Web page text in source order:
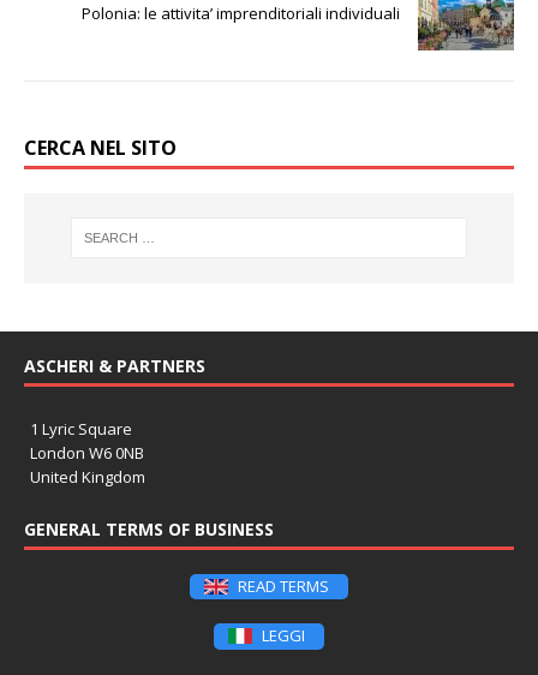
Polonia: le attivita’ imprenditoriali individuali
CERCA NEL SITO
ASCHERI & PARTNERS
1 Lyric Square
London W6 0NB
United Kingdom
GENERAL TERMS OF BUSINESS
READ TERMS
LEGGI